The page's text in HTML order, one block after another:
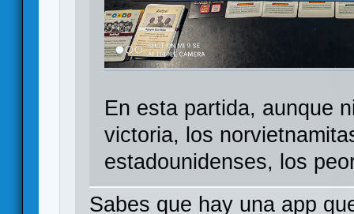
En esta partida, aunque
victoria, los
estadounidenses, los
Sabes que hay una app